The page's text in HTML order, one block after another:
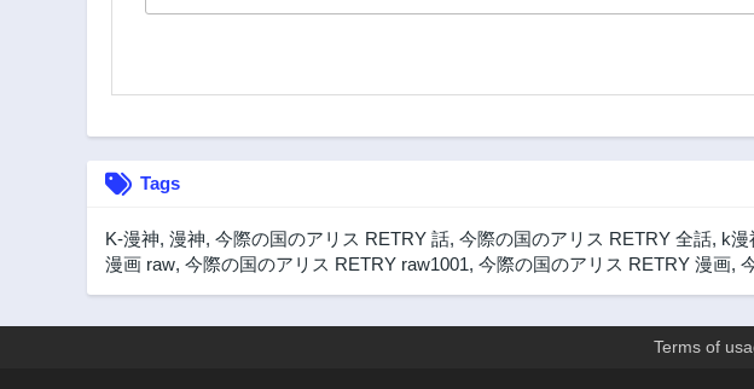
Tags
K-漫神, 漫神, 今際の国のアリス RETRY 話, 今際の国のアリス RETRY 全話, k漫
漫画 raw, 今際の国のアリス RETRY raw1001, 今際の国のアリス RETRY 漫画,
Terms of